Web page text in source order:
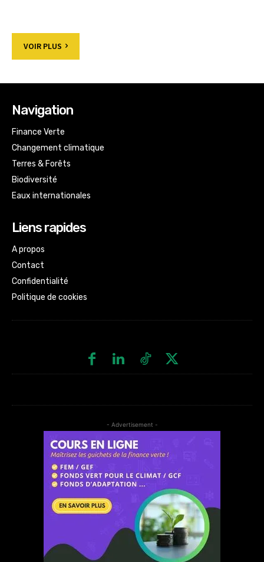
VOIR PLUS
Navigation
Finance Verte
Changement climatique
Terres & Forêts
Biodiversité
Eaux internationales
Liens rapides
A propos
Contact
Confidentialité
Politique de cookies
- Advertisement -